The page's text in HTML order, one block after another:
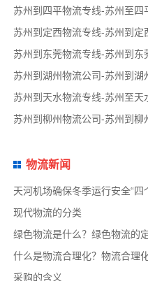
苏州到四平物流专线-苏州至
苏州到定西物流专线-苏州到定
苏州到东莞物流专线-苏州到东
苏州到湖州物流公司-苏州到湖
苏州到天水物流专线-苏州至
苏州到柳州物流公司-苏州到柳
物流新闻
天河机场确保冬季运行安全“四
现代物流的分类
绿色物流是什么？绿色物流的
什么是物流合理化？物流合理
采购的含义